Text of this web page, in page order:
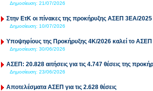
Δημοσίευση: 21/07/2026
Στην ΕτΚ οι πίνακες της προκήρυξης ΑΣΕΠ 3ΕΑ/
Δημοσίευση: 10/07/2026
Υποψηφίους της Προκήρυξης 4Κ/2026 καλεί το ΑΣΕΠ
Δημοσίευση: 30/06/2026
ΑΣΕΠ: 20.828 αιτήσεις για τις 4.747 θέσεις της
Δημοσίευση: 23/06/2026
Αποτελέσματα ΑΣΕΠ για τις 2.628 θέσεις